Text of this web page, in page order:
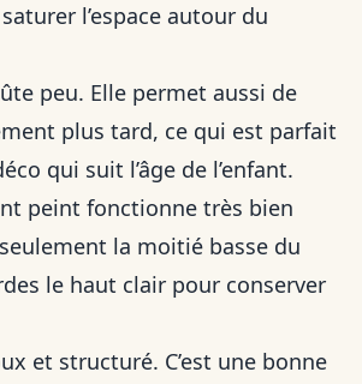
l’espace autour du
peu. Elle permet aussi de
plus tard, ce qui est parfait
qui suit l’âge de l’enfant.
peint fonctionne très bien
la moitié basse du
le haut clair pour conserver
et structuré. C’est une bonne